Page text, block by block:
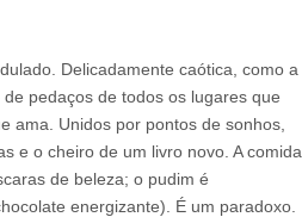
Delicadamente caótica, como a
pedaços de todos os lugares que
ama. Unidos por pontos de sonhos,
e o cheiro de um livro novo. A comida
de beleza; o pudim é
energizante). É um paradoxo.